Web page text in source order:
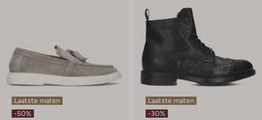
Laatste maten
-50%
Laatste maten
-30%